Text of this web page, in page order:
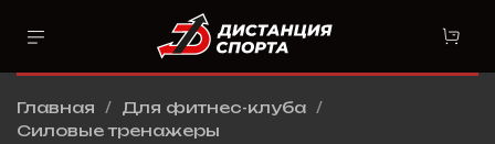
Главная
Для фитнес-клуба
Силовые тренажеры